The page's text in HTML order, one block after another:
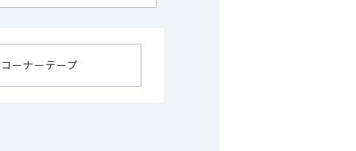
コーナーテープ